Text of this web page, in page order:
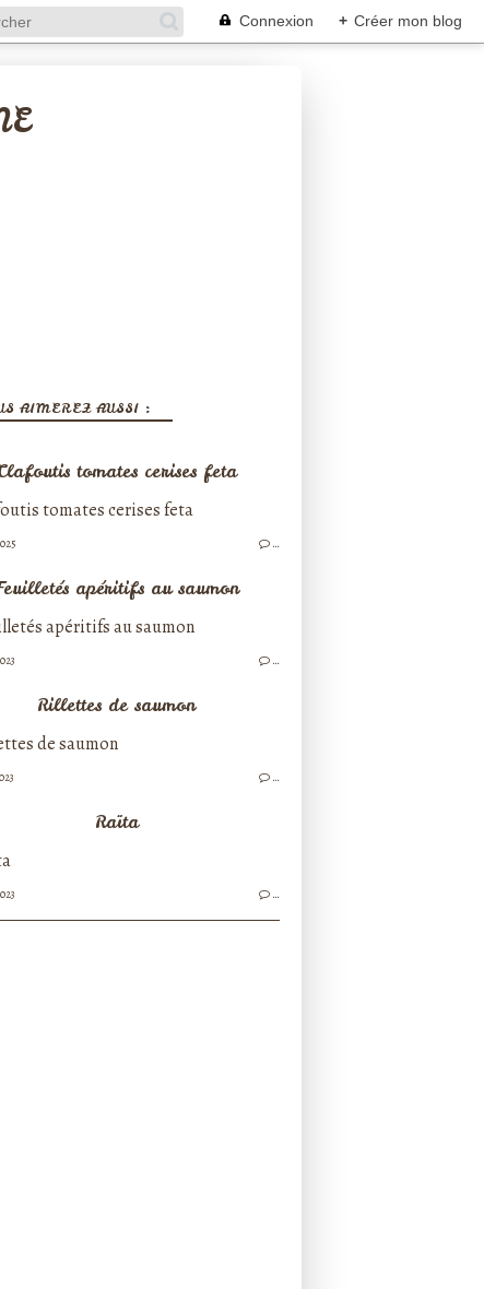
Connexion + Créer mon blog
AIMEREZ AUSSI :
tomates cerises feta
…
apéritifs au saumon
…
Rillettes de saumon
…
Raïta
…